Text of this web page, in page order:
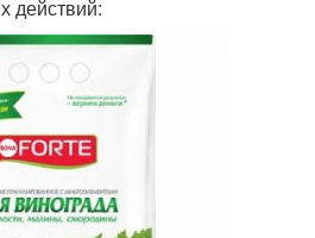
действий: